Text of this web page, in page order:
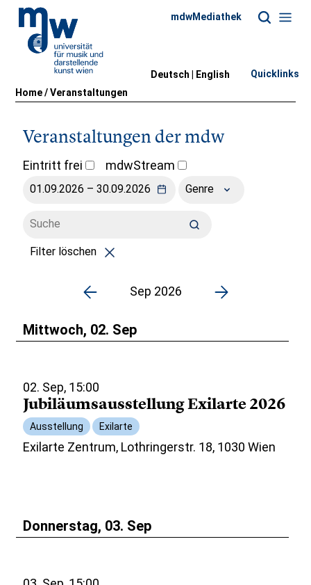
Home/Veranstaltungen
mdwMediathek
Deutsch | English Quicklinks
Veranstaltungen der mdw
Eintritt frei mdwStream
Genre
Filter löschen
Sep 2026
Mittwoch, 02. Sep
02. Sep, 15:00
Jubiläumsausstellung Exilarte 2026
Ausstellung Exilarte
Exilarte Zentrum, Lothringerstr. 18, 1030 Wien
Donnerstag, 03. Sep